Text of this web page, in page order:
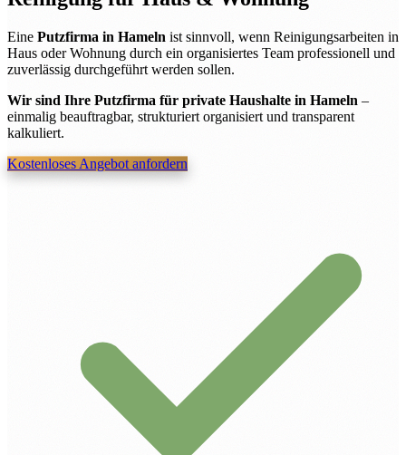
Eine Putzfirma in Hameln ist sinnvoll, wenn Reinigungsarbeiten in
Haus oder Wohnung durch ein organisiertes Team professionell und
zuverlässig durchgeführt werden sollen.
Wir sind Ihre Putzfirma für private Haushalte in Hameln –
einmalig beauftragbar, strukturiert organisiert und transparent
kalkuliert.
Kostenloses Angebot anfordern